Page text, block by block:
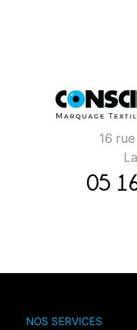
16
05
NOS SERVICES